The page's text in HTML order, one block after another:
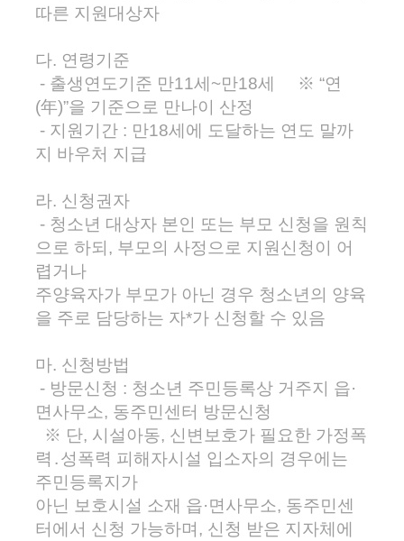
따른 지원대상자
다. 연령기준
- 출생연도기준 만11세~만18세 ※ “연
(年)”을 기준으로 만나이 산정
- 지원기간 : 만18세에 도달하는 연도 말까
지 바우처 지급
라. 신청권자
- 청소년 대상자 본인 또는 부모 신청을 원칙
으로 하되, 부모의 사정으로 지원신청이 어
렵거나
주양육자가 부모가 아닌 경우 청소년의 양육
을 주로 담당하는 자*가 신청할 수 있음
마. 신청방법
- 방문신청 : 청소년 주민등록상 거주지 읍·
면사무소, 동주민센터 방문신청
※ 단, 시설아동, 신변보호가 필요한 가정폭
력․성폭력 피해자시설 입소자의 경우에는
주민등록지가
아닌 보호시설 소재 읍·면사무소, 동주민센
터에서 신청 가능하며, 신청 받은 지자체에